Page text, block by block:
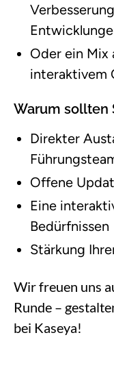
Oder ein Mix
interaktivem
Warum sollten
Direkter
Offene
Eine
Bedürfnissen
Stärkung
Wir freuen uns
Runde –
bei Kaseya!